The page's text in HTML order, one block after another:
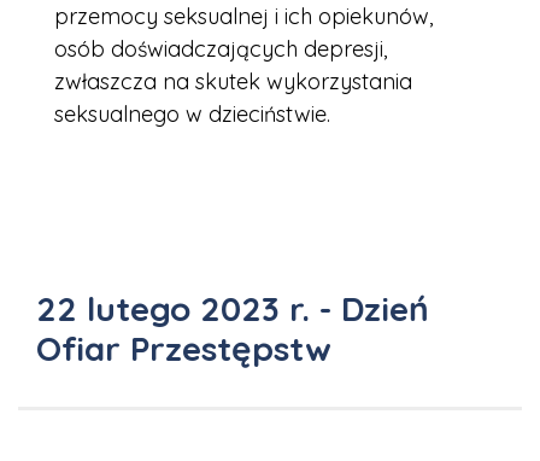
przemocy seksualnej i ich opiekunów,
osób doświadczających depresji,
zwłaszcza na skutek wykorzystania
seksualnego w dzieciństwie.
22 lutego 2023 r. - Dzień
Ofiar Przestępstw